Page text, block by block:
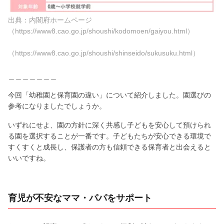
出典：内閣府ホームページ
（https://www8.cao.go.jp/shoushi/kodomoen/gaiyou.html）
（https://www8.cao.go.jp/shoushi/shinseido/sukusuku.html）
今回「幼稚園と保育園の違い」について紹介しました。園選びの
参考になりましたでしょうか。
いずれにせよ、園の方針に深く共感し子どもを安心して預けられ
る園を選択することが一番です。子どもたちが安心できる環境で
すくすくと成長し、保護者の方も信頼できる保育者と出会えると
いいですね。
育児が不安なママ・パパをサポート